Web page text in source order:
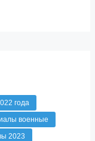
года
военные
2023